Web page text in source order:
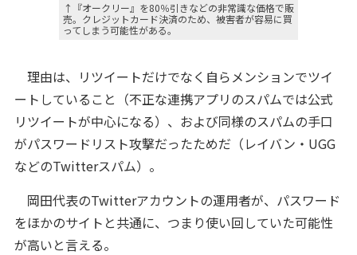
↑『オークリー』を80％引きなどの非常識な価格で販
売。クレジットカード決済のため、被害者が容易に買
ってしまう可能性がある。
理由は、リツイートだけでなく自らメンションでツイ
ートしていること（不正な連携アプリのスパムでは公式
リツイートが中心になる）、および同様のスパムの手口
がパスワードリスト攻撃だったためだ（レイバン・UGG
などのTwitterスパム）。
岡田代表のTwitterアカウントの運用者が、パスワード
をほかのサイトと共通に、つまり使い回していた可能性
が高いと言える。